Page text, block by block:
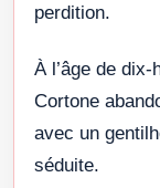
perdition.
À l’âge de
Cortone
avec un
séduite.